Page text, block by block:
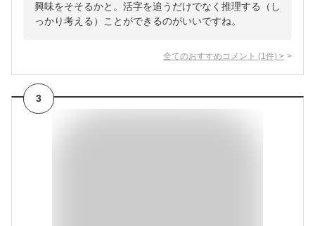
興味をそそるかと。活字を追うだけでなく推理する（し
っかり考える）ことができるのがいいですね。
全てのおすすめコメント (1 件) >
3